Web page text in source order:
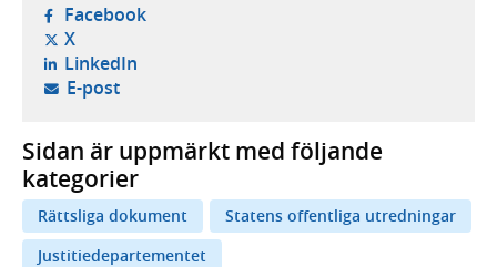
Facebook- öppnas i ny flik, extern webbplats,
X- öppnas i ny flik, extern webbplats,
LinkedIn- öppnas i ny flik, extern webbplats,
E-post- öppnar din e-postklient,
Sidan är uppmärkt med följande
kategorier
Rättsliga dokument
Statens offentliga utredningar
Justitiedepartementet